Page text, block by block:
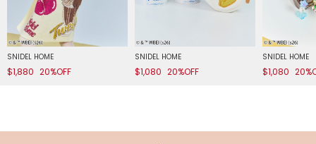
SNIDEL HOME
$1,880 20%OFF
SNIDEL HOME
$1,080 20%OFF
SNIDEL HOME
$1,080